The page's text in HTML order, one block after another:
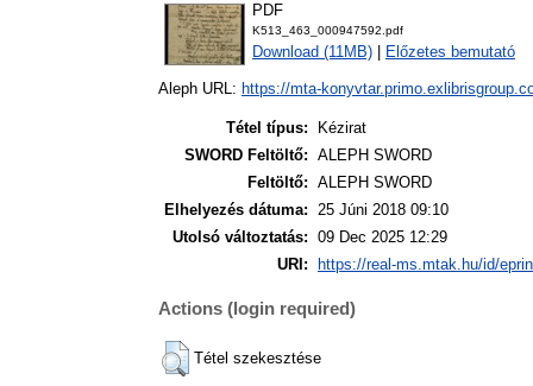
PDF
K513_463_000947592.pdf
Download (11MB) Előzetes bemutató
Aleph URL: https://mta-
Tétel típus:
Kézirat
SWORD Feltöltő: ALEPH SWORD
Feltöltő: ALEPH SWORD
Elhelyezés dátuma: 25 Júni 2018 09:10
Utolsó változtatás: 09 Dec 2025 12:29
URI:
https://real-ms.mtak.hu/id/
Actions (login required)
Tétel szekesztése